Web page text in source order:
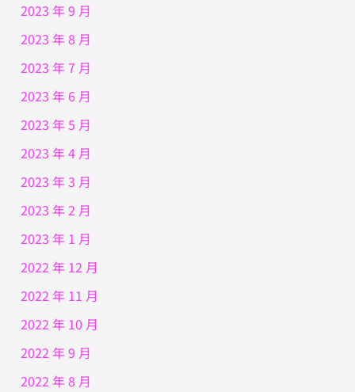
2023 年 9 月
2023 年 8 月
2023 年 7 月
2023 年 6 月
2023 年 5 月
2023 年 4 月
2023 年 3 月
2023 年 2 月
2023 年 1 月
2022 年 12 月
2022 年 11 月
2022 年 10 月
2022 年 9 月
2022 年 8 月